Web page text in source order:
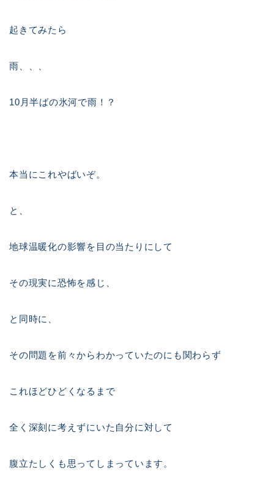
起きてみたら
雨、、、
10月半ばの氷河で雨！？
本当にこれやばいぞ。
と、
地球温暖化の影響を目の当たりにして
その現実に恐怖を感じ、
と同時に、
その問題を前々からわかっていたのにも関わらず
これほどひどくなるまで
全く深刻に考えずにいた自分に対して
腹立たしくも思ってしまっています。